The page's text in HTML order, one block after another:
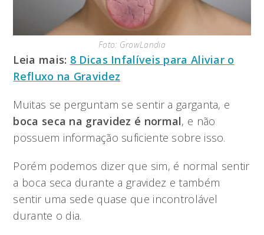
Foto: GrowLandia
Leia mais: 8 Dicas Infalíveis para Aliviar o
Refluxo na Gravidez
Muitas se perguntam se sentir a garganta, e
boca seca na gravidez é normal, e não
possuem informação suficiente sobre isso.
Porém podemos dizer que sim, é normal sentir
a boca seca durante a gravidez e também
sentir uma sede quase que incontrolável
durante o dia.